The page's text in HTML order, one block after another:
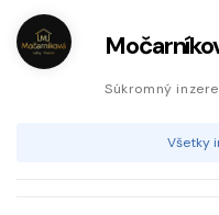
Súkromný
Všetky